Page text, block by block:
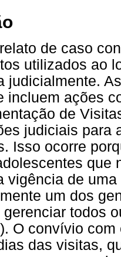
de caso
utilizados ao
judicialmente.
incluem ações
de
judiciais para
Isso ocorre
que
vigência de
um dos
gerenciar todos
O convívio
das visitas,